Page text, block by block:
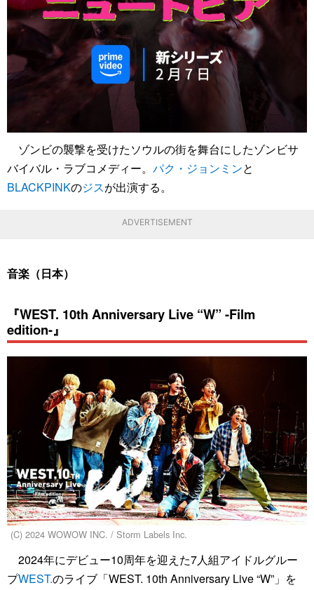
ゾンビの襲撃を受けたソウルの街を舞台にしたゾンビサ
バイバル・ラブコメディー。 パク・ジョンミンと
BLACKPINKのジスが出演する。
ADVERTISEMENT
音楽（日本）
『WEST. 10th Anniversary Live “W” -Film
edition-』
(C) 2024 WOWOW INC. / Storm Labels Inc.
2024年にデビュー10周年を迎えた7人組アイドルグルー
プWEST.のライブ「WEST. 10th Anniversary Live “W”」を